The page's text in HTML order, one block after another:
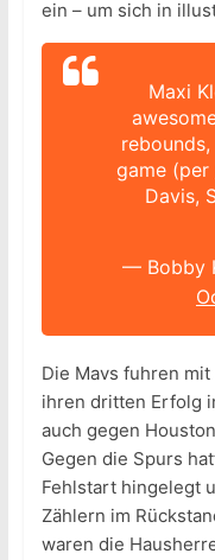
ein – um sich in
Maxi
game (per
Davis,
— Bobby
Die Mavs fuhren
ihren dritten Erfolg
auch gegen
Gegen die Spurs
Fehlstart hingelegt
Zählern im
waren die